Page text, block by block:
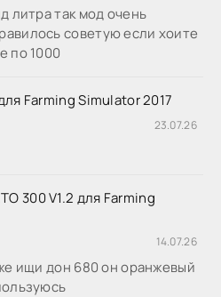
литра так мод очень
советую если хоите
по 1000
Farming Simulator 2017
23.07.26
300 V1.2 для Farming
14.07.26
ищи дон 680 он оранжевый